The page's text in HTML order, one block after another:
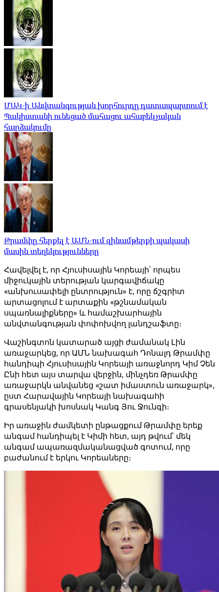
ՄԱԿ-ի Անվտանգության խորհուրդը դատապարտում է
Պակիստանի ունեցած մահացու ահաբեկչական
հարձակումը
Թրամփը հերքել է ԱՄՆ-ում զինամթերքի պակասի
մասին տեղեկությունները
Հավելվել է, որ Հյուսիսային Կորեայի՝ որպես
միջուկային տերության կարգավիճակը
«անխուսափելի ընտրություն» է, որը ճշգրիտ
արտացոլում է արտաքին «թշնամական
սպառնալիքները» և համաշխարհային
անվտանգության փոփոխվող լանդշաֆտը։
Վաշինգտոն կատարած այցի ժամանակ Լին
առաջարկեց, որ ԱՄՆ նախագահ Դոնալդ Թրամփը
հանդիպի Հյուսիսային Կորեայի առաջնորդ Կիմ Չեն
Ընի հետ այս տարվա վերջին, մինչդեռ Թրամփը
առաջարկն անվանեց «շատ իմաստուն առաջարկ»,
ըստ Հարավային Կորեայի նախագահի
գրասենյակի խոսնակ Կանգ Յու Ջունգի։
Իր առաջին ժամկետի ընթացքում Թրամփը երեք
անգամ հանդիպել է Կիմի հետ, այդ թվում՝ մեկ
անգամ ապառազմականացված գոտում, որը
բաժանում է երկու Կորեաները։